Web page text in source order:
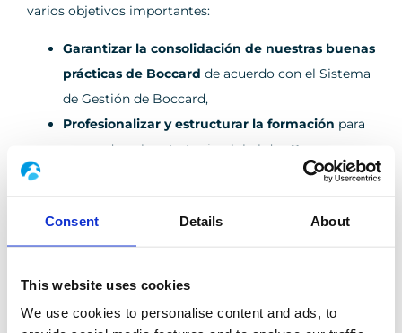
Consent Details About
This website uses cookies
We use cookies to personalise content and ads, to
varios objetivos importantes:
Garantizar la consolidación de nuestras buenas
prácticas de Boccard de acuerdo con el Sistema
de Gestión de Boccard,
Profesionalizar y estructurar la formación para
responder a la estrategia global de «One
empleado para acompañarlo en su evolución
profesional.
formación externa a todos nuestros empleados